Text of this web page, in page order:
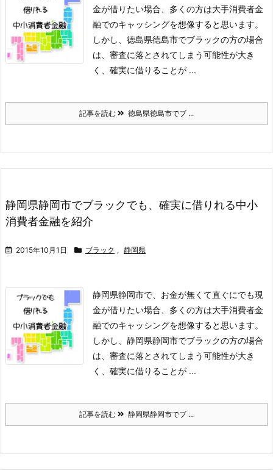
金が借りたい場合、多くの方は大手消費者金
融でのキャッシングを想像すると思います。
しかし、徳島県徳島市でブラックの方の場合
は、審査に落とされてしまう可能性が大き
く、確実に借りることが ...
記事を読む 徳島県徳島市でブ ...
静岡県静岡市でブラックでも、確実に借りれる中小
消費者金融を紹介
2015年10月1日 ブラック , 静岡県
静岡県静岡市で、お金が無くて直ぐにでも現
金が借りたい場合、多くの方は大手消費者金
融でのキャッシングを想像すると思います。
しかし、静岡県静岡市でブラックの方の場合
は、審査に落とされてしまう可能性が大き
く、確実に借りることが ...
記事を読む 静岡県静岡市でブ ...